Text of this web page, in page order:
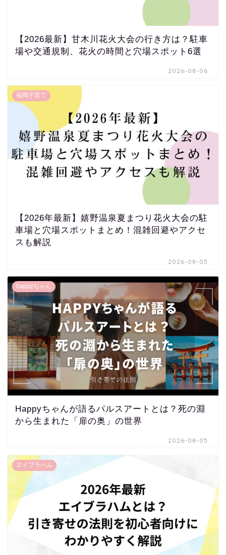
【2026最新】甘木川花火大会の行き方は？駐車
場や交通規制、花火の時間と穴場スポット6選
2026-08-06
福岡子育て
【2026年最新】嬉野温泉夏まつり花火大会の駐
車場と穴場スポットまとめ！混雑回避やアクセ
スも解説
2026-08-05
happyちゃん
Happyちゃんが語るパルスアートとは？死の淵
から生まれた「扉の奥」の世界
2026-08-05
エイブラハム